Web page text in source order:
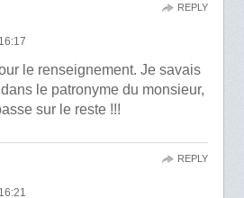
le renseignement. Je savais
le patronyme du monsieur,
sur le reste !!!
REPLY
REPLY